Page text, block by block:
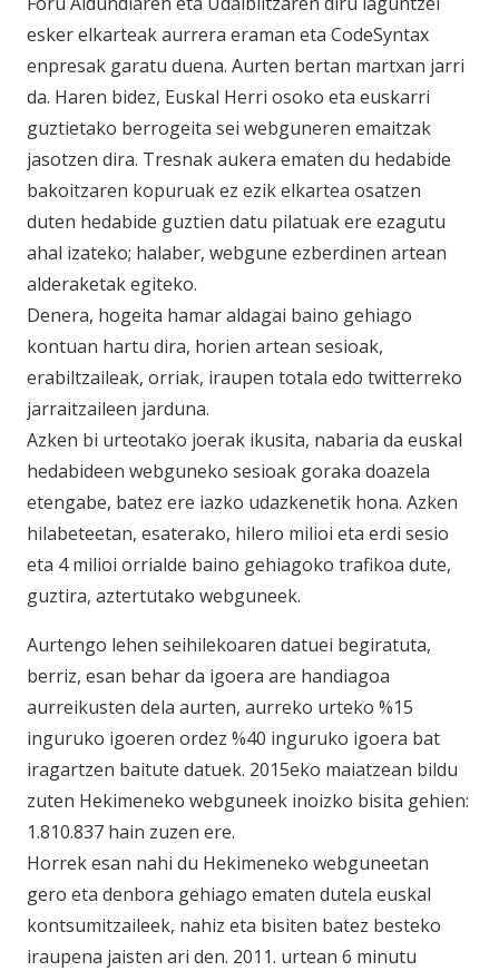
esker elkarteak aurrera eraman eta CodeSyntax
enpresak garatu duena. Aurten bertan martxan jarri
da. Haren bidez, Euskal Herri osoko eta euskarri
guztietako berrogeita sei webguneren emaitzak
jasotzen dira. Tresnak aukera ematen du hedabide
bakoitzaren kopuruak ez ezik elkartea osatzen
duten hedabide guztien datu pilatuak ere ezagutu
ahal izateko; halaber, webgune ezberdinen artean
alderaketak egiteko.
Denera, hogeita hamar aldagai baino gehiago
kontuan hartu dira, horien artean sesioak,
erabiltzaileak, orriak, iraupen totala edo twitterreko
jarraitzaileen jarduna.
Azken bi urteotako joerak ikusita, nabaria da euskal
hedabideen webguneko sesioak goraka doazela
etengabe, batez ere iazko udazkenetik hona. Azken
hilabeteetan, esaterako, hilero milioi eta erdi sesio
eta 4 milioi orrialde baino gehiagoko trafikoa dute,
guztira, aztertutako webguneek.
Aurtengo lehen seihilekoaren datuei begiratuta,
berriz, esan behar da igoera are handiagoa
aurreikusten dela aurten, aurreko urteko %15
inguruko igoeren ordez %40 inguruko igoera bat
iragartzen baitute datuek. 2015eko maiatzean bildu
zuten Hekimeneko webguneek inoizko bisita gehien:
1.810.837 hain zuzen ere.
Horrek esan nahi du Hekimeneko webguneetan
gero eta denbora gehiago ematen dutela euskal
kontsumitzaileek, nahiz eta bisiten batez besteko
iraupena jaisten ari den. 2011. urtean 6 minutu